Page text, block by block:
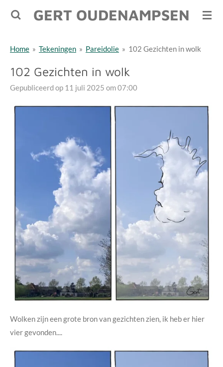
Ga
de
GERT OUDENAMPSEN
Home » Tekeningen » Pareidolie » 102 Gezichten in wolk
102 Gezichten in wolk
Gepubliceerd op 11 juli 2025 om 07:00
Wolken zijn een grote bron van gezichten zien, ik heb er hier
vier gevonden....